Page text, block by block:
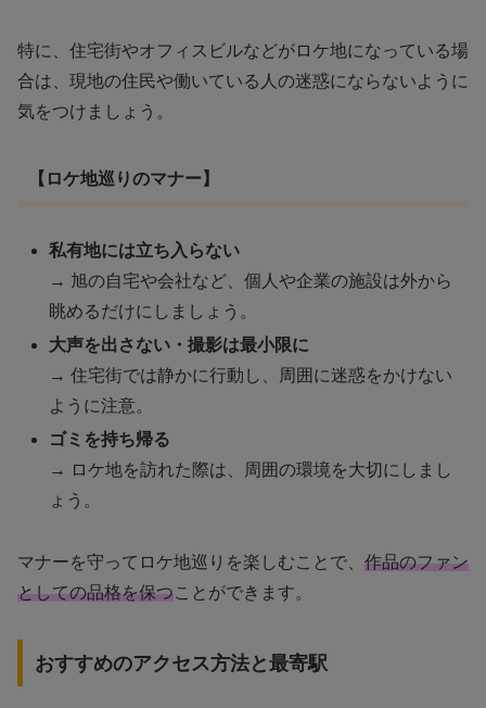
特に、住宅街やオフィスビルなどがロケ地になっている場
合は、現地の住民や働いている人の迷惑にならないように
気をつけましょう。
【ロケ地巡りのマナー】
私有地には立ち入らない
→ 旭の自宅や会社など、個人や企業の施設は外から
眺めるだけにしましょう。
大声を出さない・撮影は最小限に
→ 住宅街では静かに行動し、周囲に迷惑をかけない
ように注意。
ゴミを持ち帰る
→ ロケ地を訪れた際は、周囲の環境を大切にしまし
ょう。
マナーを守ってロケ地巡りを楽しむことで、 作品のファン
としての品格を保つことができます。
おすすめのアクセス方法と最寄駅